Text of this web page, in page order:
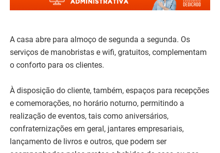
A casa abre para almoço de segunda a segunda. Os
serviços de manobristas e wifi, gratuitos, complementam
o conforto para os clientes.
À disposição do cliente, também, espaços para recepções
e comemorações, no horário noturno, permitindo a
realização de eventos, tais como aniversários,
confraternizações em geral, jantares empresariais,
lançamento de livros e outros, que podem ser